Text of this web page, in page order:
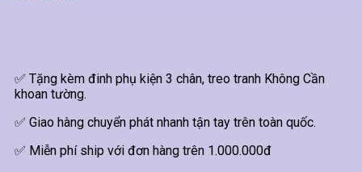
✅ Tặng kèm đinh phụ kiện 3 chân, treo tranh Không Cần
khoan tường.
✅ Giao hàng chuyển phát nhanh tận tay trên toàn quốc.
✅ Miễn phí ship với đơn hàng trên 1.000.000đ